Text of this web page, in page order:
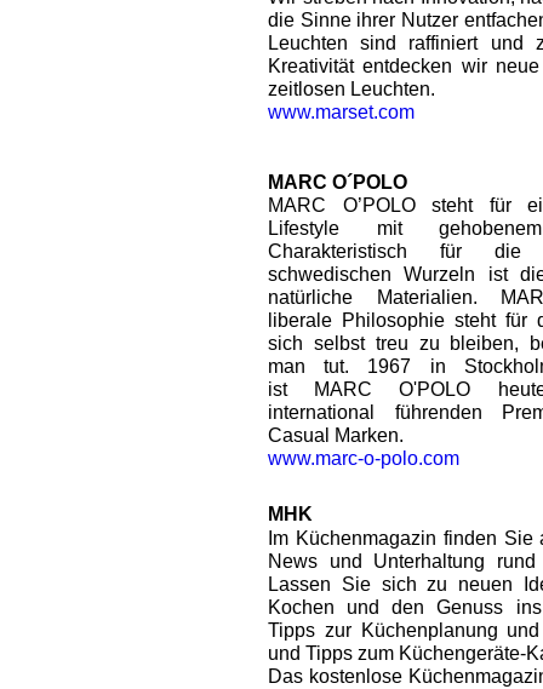
die Sinne ihrer Nutzer
Leuchten sind raffiniert und
Kreativität entdecken wir
zeitlosen Leuchten.
www.marset.com
MARC O´POLO
MARC O’POLO steht für
Lifestyle mit
Charakteristisch für
schwedischen Wurzeln ist
natürliche Materialien.
liberale Philosophie steht für
sich selbst treu zu bleiben,
man tut. 1967 in
ist MARC O'POLO
international führenden
Casual Marken.
www.marc-o-polo.com
MHK
Im Küchenmagazin finden
News und Unterhaltung
Lassen Sie sich zu neuen
Kochen und den Genuss
Tipps zur Küchenplanung
und Tipps zum Küchengeräte-
Das kostenlose